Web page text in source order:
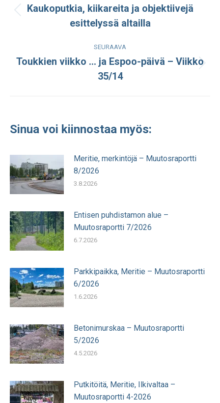
navigation
Edellinen
julkaisu:
Kaukoputkia, kiikareita ja objektiivejä
esittelyssä altailla
SEURAAVA
Seuraava
julkaisu:
Toukkien viikko … ja Espoo-päivä – Viikko
35/14
Sinua voi kiinnostaa myös:
Meritie, merkintöjä – Muutosraportti
8/2026
3.8.2026
Entisen puhdistamon alue –
Muutosraportti 7/2026
6.7.2026
Parkkipaikka, Meritie – Muutosraportti
6/2026
1.6.2026
Betonimurskaa – Muutosraportti
5/2026
4.5.2026
Putkitöitä, Meritie, Ilkivaltaa –
Muutosraportti 4-2026